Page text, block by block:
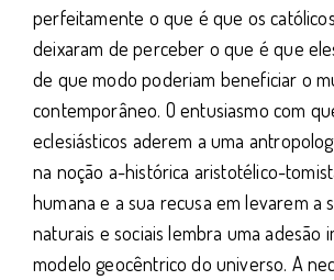
perfeitamente o que é que os
deixaram de perceber o que é que
de que modo poderiam beneficiar o
contemporâneo. O entusiasmo com
eclesiásticos aderem a uma
na noção a-histórica aristotélico-
humana e a sua recusa em levarem a
naturais e sociais lembra uma adesão
modelo geocêntrico do universo. A